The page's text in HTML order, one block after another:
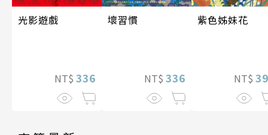
光影遊戲
NT$ 336
壞習慣
NT$ 336
紫色姊妹花
NT$